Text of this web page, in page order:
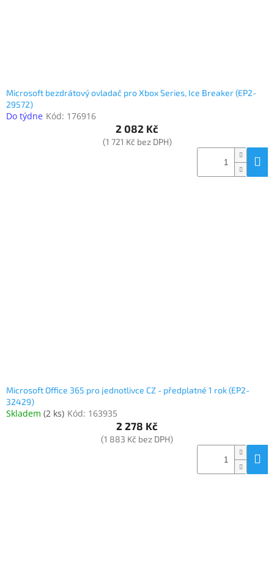
Microsoft bezdrátový ovladač pro Xbox Series, Ice Breaker (EP2-
29572)
Do týdne Kód: 176916
2 082 Kč
(1 721 Kč bez DPH)
Microsoft Office 365 pro jednotlivce CZ - předplatné 1 rok (EP2-
32429)
Skladem (2 ks) Kód: 163935
2 278 Kč
(1 883 Kč bez DPH)